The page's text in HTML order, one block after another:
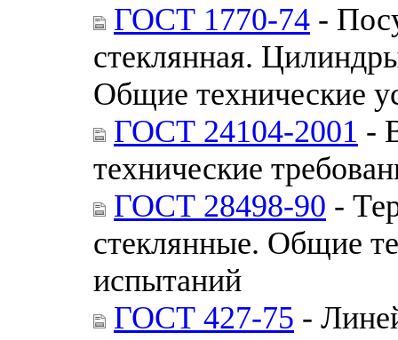
ГОСТ 1770-74 -
стеклянная.
Общие технические
ГОСТ 24104-2001 -
технические
ГОСТ 28498-90 -
стеклянные. Общие
испытаний
ГОСТ 427-75 -